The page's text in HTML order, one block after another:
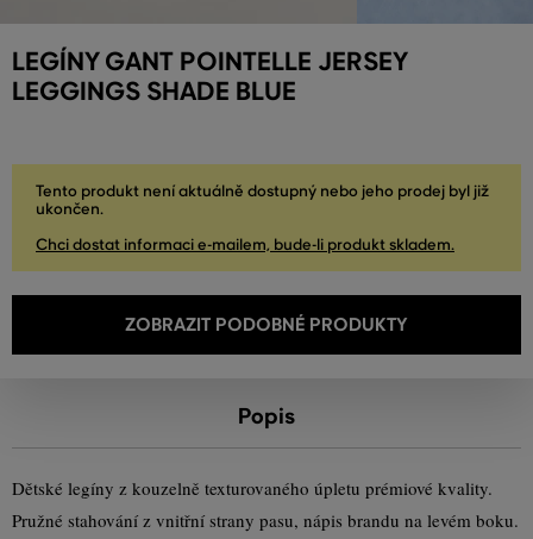
LEGÍNY GANT POINTELLE JERSEY
LEGGINGS SHADE BLUE
Tento produkt není aktuálně dostupný nebo jeho prodej byl již
ukončen.
Chci dostat informaci e-mailem, bude-li produkt skladem.
ZOBRAZIT PODOBNÉ PRODUKTY
Popis
Dětské legíny z kouzelně texturovaného úpletu prémiové kvality.
Pružné stahování z vnitřní strany pasu, nápis brandu na levém boku.